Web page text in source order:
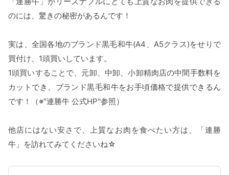
のには、驚きの秘密があるんです！
実は、全国各地のブランド黒毛和牛(A4、A5クラス)をせりで
買付け、1頭買いしています。
1頭買いすることで、元卸、中卸、小卸精肉店の中間手数料を
カットでき、ブランド黒毛和牛をお手頃価格で提供できるん
です！（※"連勝牛 公式HP"参照）
他店にはない安さで、上質なお肉を食べたい方は、「連勝
牛」を訪れてみてくださいね☆